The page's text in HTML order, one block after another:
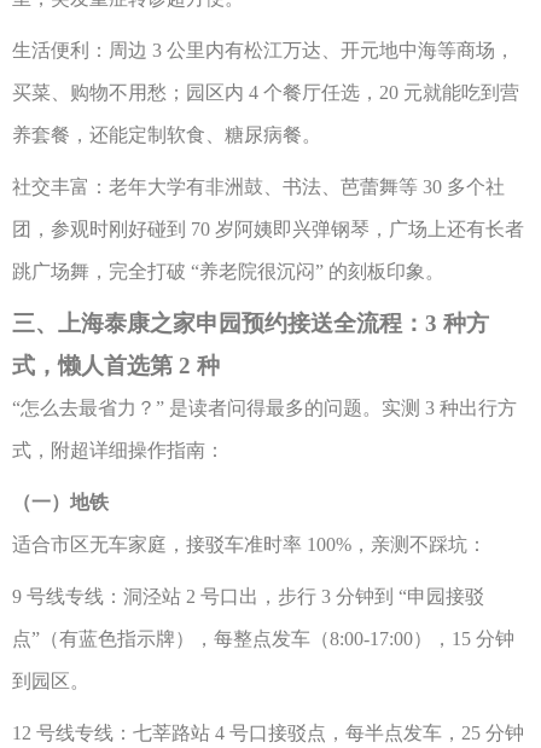
生活便利：周边 3 公里内有松江万达、开元地中海等商场，
买菜、购物不用愁；园区内 4 个餐厅任选，20 元就能吃到营
养套餐，还能定制软食、糖尿病餐。
社交丰富：老年大学有非洲鼓、书法、芭蕾舞等 30 多个社
团，参观时刚好碰到 70 岁阿姨即兴弹钢琴，广场上还有长者
跳广场舞，完全打破 “养老院很沉闷” 的刻板印象。
三、上海泰康之家申园预约接送全流程： 3 种方
式，懒人首选第 2 种
“怎么去最省力？” 是读者问得最多的问题。实测 3 种出行方
式，附超详细操作指南：
（一）地铁
适合市区无车家庭，接驳车准时率 100%，亲测不踩坑：
9 号线专线：洞泾站 2 号口出，步行 3 分钟到 “申园接驳
点”（有蓝色指示牌），每整点发车（8:00-17:00），15 分钟
到园区。
12 号线专线：七莘路站 4 号口接驳点，每半点发车，25 分钟